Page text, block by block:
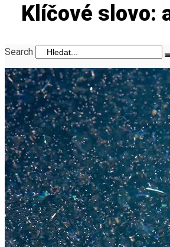
Klíčové slovo:
Search